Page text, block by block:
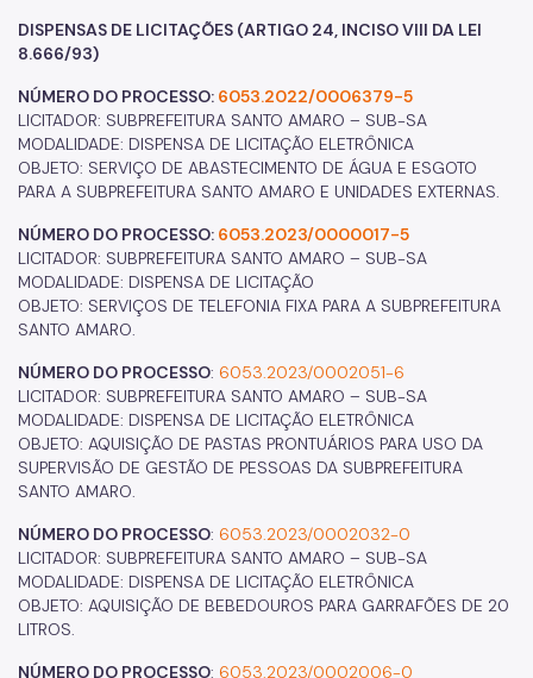
DISPENSAS DE LICITAÇÕES (ARTIGO 24, INCISO VIII DA LEI
8.666/93)
NÚMERO DO PROCESSO: 6053.2022/0006379-5
LICITADOR: SUBPREFEITURA SANTO AMARO – SUB-SA
MODALIDADE: DISPENSA DE LICITAÇÃO ELETRÔNICA
OBJETO: SERVIÇO DE ABASTECIMENTO DE ÁGUA E ESGOTO
PARA A SUBPREFEITURA SANTO AMARO E UNIDADES EXTERNAS.
NÚMERO DO PROCESSO: 6053.2023/0000017-5
LICITADOR: SUBPREFEITURA SANTO AMARO – SUB-SA
MODALIDADE: DISPENSA DE LICITAÇÃO
OBJETO: SERVIÇOS DE TELEFONIA FIXA PARA A SUBPREFEITURA
SANTO AMARO.
NÚMERO DO PROCESSO: 6053.2023/0002051-6
LICITADOR: SUBPREFEITURA SANTO AMARO – SUB-SA
MODALIDADE: DISPENSA DE LICITAÇÃO ELETRÔNICA
OBJETO: AQUISIÇÃO DE PASTAS PRONTUÁRIOS PARA USO DA
SUPERVISÃO DE GESTÃO DE PESSOAS DA SUBPREFEITURA
SANTO AMARO.
NÚMERO DO PROCESSO: 6053.2023/0002032-0
LICITADOR: SUBPREFEITURA SANTO AMARO – SUB-SA
MODALIDADE: DISPENSA DE LICITAÇÃO ELETRÔNICA
OBJETO: AQUISIÇÃO DE BEBEDOUROS PARA GARRAFÕES DE 20
LITROS.
NÚMERO DO PROCESSO: 6053.2023/0002006-0